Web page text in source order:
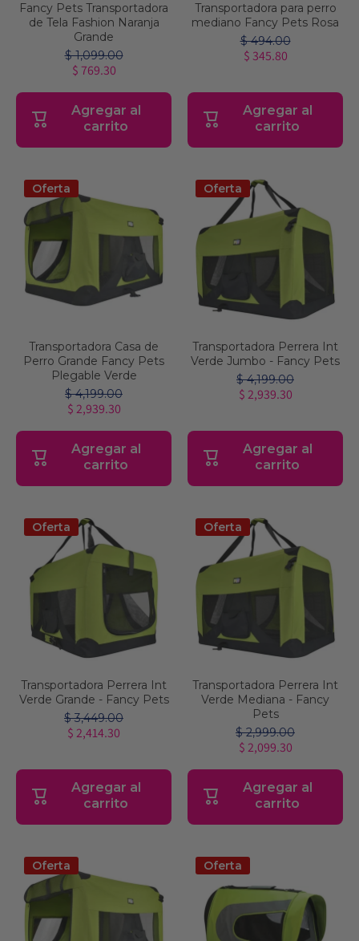
Fancy Pets Transportadora
de Tela Fashion Naranja
Grande
$ 1,099.00
$ 769.30
Agregar al
carrito
Transportadora para perro
mediano Fancy Pets Rosa
$ 494.00
$ 345.80
Agregar al
carrito
Oferta
Transportadora Casa de
Perro Grande Fancy Pets
Plegable Verde
$ 4,199.00
$ 2,939.30
Agregar al
carrito
Oferta
Transportadora Perrera Int
Verde Jumbo - Fancy Pets
$ 4,199.00
$ 2,939.30
Agregar al
carrito
Oferta
Transportadora Perrera Int
Verde Grande - Fancy Pets
$ 3,449.00
$ 2,414.30
Agregar al
carrito
Oferta
Transportadora Perrera Int
Verde Mediana - Fancy
Pets
$ 2,999.00
$ 2,099.30
Agregar al
carrito
Oferta Oferta